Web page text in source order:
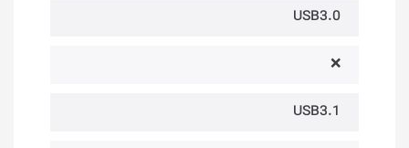
USB3.0
❌
USB3.1